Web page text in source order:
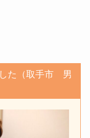
た（取手市 男